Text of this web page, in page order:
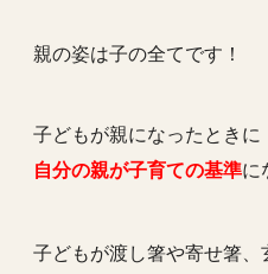
親の姿は子の全てです！
子どもが親になったときに
自分の親が子育ての基準に
子どもが渡し箸や寄せ箸